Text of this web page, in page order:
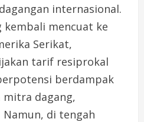
internasional.
kembali mencuat ke
Serikat,
tarif resiprokal
berdampak
mitra dagang,
di tengah